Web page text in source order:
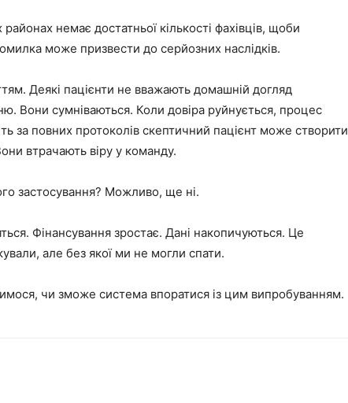
немає достатньої кількості фахівців, щоби
може призвести до серйозних наслідків.
Деякі пацієнти не вважають домашній догляд
Вони сумніваються. Коли довіра руйнується, процес
за повних протоколів скептичний пацієнт може створити
втрачають віру у команду.
застосування? Можливо, ще ні.
Фінансування зростає. Дані накопичуються. Це
але без якої ми не могли спати.
чи зможе система впоратися із цим випробуванням.